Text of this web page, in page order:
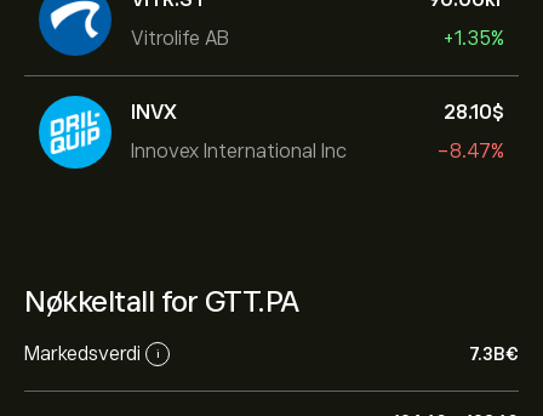
Vitrolife AB
+1.35%
INVX
Innovex International Inc
28.10‎$‎
-8.47%
Nøkkeltall for GTT.PA
Markedsverdi i 7.3B‎€‎